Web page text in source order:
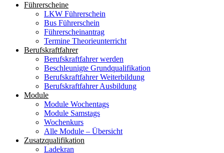
Führerscheine
LKW Führerschein
Bus Führerschein
Führerscheinantrag
Termine Theorieunterricht
Berufskraftfahrer
Berufskraftfahrer werden
Beschleunigte Grundqualifikation
Berufskraftfahrer Weiterbildung
Berufskraftfahrer Ausbildung
Module
Module Wochentags
Module Samstags
Wochenkurs
Alle Module – Übersicht
Zusatzqualifikation
Ladekran